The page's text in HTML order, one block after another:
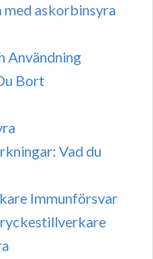
med askorbinsyra
Användning
Bort
Vad du
Immunförsvar